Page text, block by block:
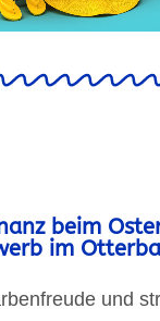
beim
im
und